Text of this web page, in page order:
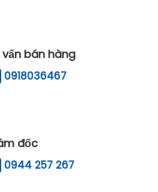
vấn bán hàng
0918036467
đốc
0944 257 267